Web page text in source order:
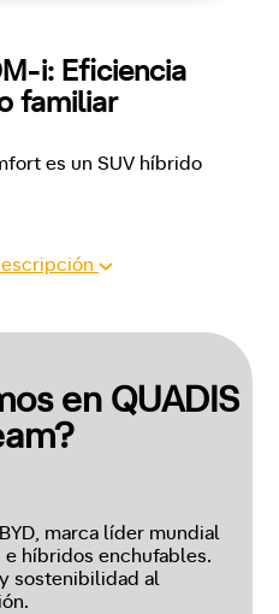
i: Eficiencia
familiar
es un SUV híbrido
en QUADIS
marca líder mundial
híbridos enchufables.
sostenibilidad al